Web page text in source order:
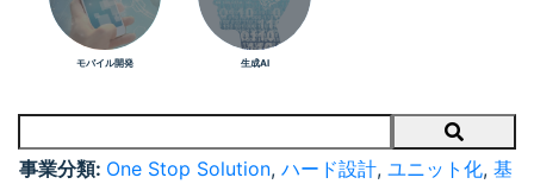
モバイル開発 生成AI
Search
事業分類: One Stop Solution, ハード設計, ユニット化, 基